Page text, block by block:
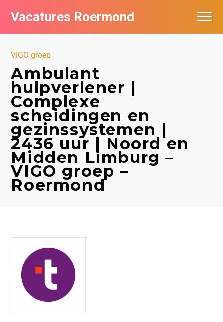
Vacatures Roermond
VIGO groep
Ambulant
hulpverlener |
Complexe
scheidingen en
gezinssystemen |
2436 uur | Noord en
Midden Limburg –
VIGO groep –
Roermond
Vacatures per bedrijf in Roermond
De populairste vacatures in Roermond
Nieuwsbrief feed